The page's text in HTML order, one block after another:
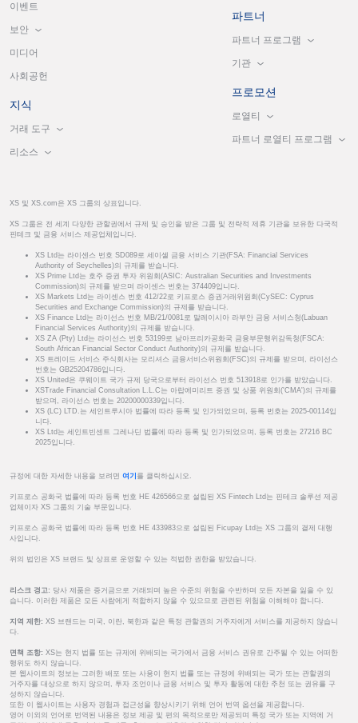
이벤트
보안
미디어
사회공헌
지식
거래 도구
리소스
파트너
파트너 프로그램
기관
프로모션
로열티
파트너 로열티 프로그램
XS 및 XS.com은 XS 그룹의 상표입니다.
XS 그룹은 전 세계 다양한 관할권에서 규제 및 승인을 받은 그룹 및 전략적 제휴 기관을 보유한 다국적
핀테크 및 금융 서비스 제공업체입니다.
XS Ltd는 라이센스 번호 SD089로 세이셸 금융 서비스 기관(FSA: Financial Services
Authority of Seychelles)의 규제를 받습니다.
XS Prime Ltd는 호주 증권 투자 위원회(ASIC: Australian Securities and Investments
Commission)의 규제를 받으며 라이센스 번호는 374409입니다.
XS Markets Ltd는 라이센스 번호 412/22로 키프로스 증권거래위원회(CySEC: Cyprus
Securities and Exchange Commission)의 규제를 받습니다.
XS Finance Ltd는 라이선스 번호 MB/21/0081로 말레이시아 라부안 금융 서비스청(Labuan
Financial Services Authority)의 규제를 받습니다.
XS ZA (Pty) Ltd는 라이선스 번호 53199로 남아프리카공화국 금융부문행위감독청(FSCA:
South African Financial Sector Conduct Authority)의 규제를 받습니다.
XS 트레이드 서비스 주식회사는 모리셔스 금융서비스위원회(FSC)의 규제를 받으며, 라이선스
번호는 GB25204786입니다.
XS United은 쿠웨이트 국가 규제 당국으로부터 라이선스 번호 513918로 인가를 받았습니다.
XSTrade Financial Consultation L.L.C는 아랍에미리트 증권 및 상품 위원회('CMA')의 규제를
받으며, 라이선스 번호는 20200000339입니다.
XS (LC) LTD.는 세인트루시아 법률에 따라 등록 및 인가되었으며, 등록 번호는 2025-00114입
니다.
XS Ltd는 세인트빈센트 그레나딘 법률에 따라 등록 및 인가되었으며, 등록 번호는 27216 BC
2025입니다.
규정에 대한 자세한 내용을 보려면 여기 를 클릭하십시오.
키프로스 공화국 법률에 따라 등록 번호 HE 426566으로 설립된 XS Fintech Ltd는 핀테크 솔루션 제공
업체이자 XS 그룹의 기술 부문입니다.
키프로스 공화국 법률에 따라 등록 번호 HE 433983으로 설립된 Ficupay Ltd는 XS 그룹의 결제 대행
사입니다.
위의 법인은 XS 브랜드 및 상표로 운영할 수 있는 적법한 권한을 받았습니다.
리스크 경고: 당사 제품은 증거금으로 거래되며 높은 수준의 위험을 수반하며 모든 자본을 잃을 수 있
습니다. 이러한 제품은 모든 사람에게 적합하지 않을 수 있으므로 관련된 위험을 이해해야 합니다.
지역 제한: XS 브랜드는 미국, 이란, 북한과 같은 특정 관할권의 거주자에게 서비스를 제공하지 않습니
다.
면책 조항: XS는 현지 법률 또는 규제에 위배되는 국가에서 금융 서비스 권유로 간주될 수 있는 어떠한
행위도 하지 않습니다.
본 웹사이트의 정보는 그러한 배포 또는 사용이 현지 법률 또는 규정에 위배되는 국가 또는 관할권의
거주자를 대상으로 하지 않으며, 투자 조언이나 금융 서비스 및 투자 활동에 대한 추천 또는 권유를 구
성하지 않습니다.
또한 이 웹사이트는 사용자 경험과 접근성을 향상시키기 위해 언어 번역 옵션을 제공합니다.
영어 이외의 언어로 번역된 내용은 정보 제공 및 편의 목적으로만 제공되며 특정 국가 또는 지역에 거